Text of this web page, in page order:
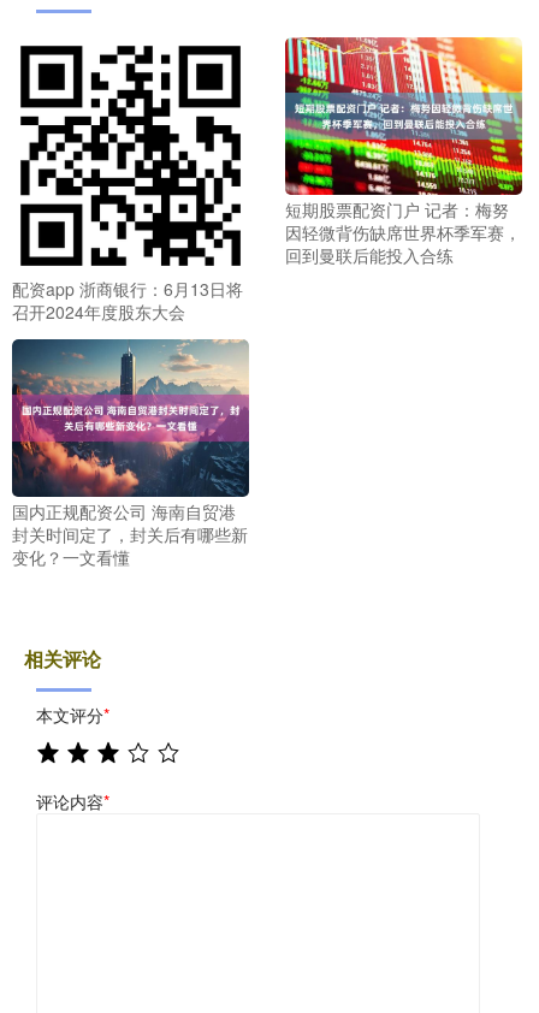
配资app 浙商银行：6月13日将
召开2024年度股东大会
短期股票配资门户 记者：梅努
因轻微背伤缺席世界杯季军赛，
回到曼联后能投入合练
国内正规配资公司 海南自贸港
封关时间定了，封关后有哪些新
变化？一文看懂
相关评论
本文评分*
评论内容*